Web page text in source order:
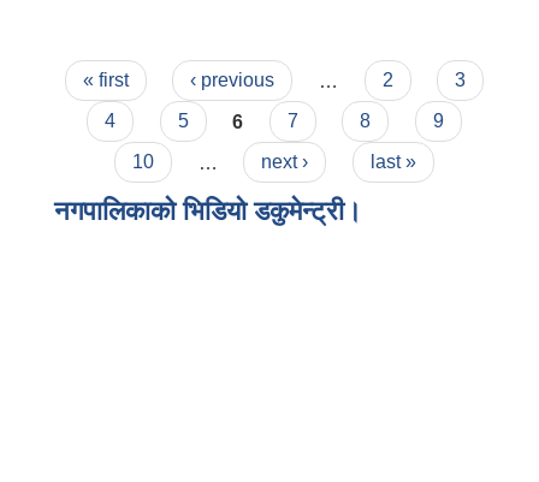
Pages
« first ‹ previous 2
3
4
5 6 7 8
9
10
next › last »
नगपालिकाको भिडियो डकुमेन्ट्री।